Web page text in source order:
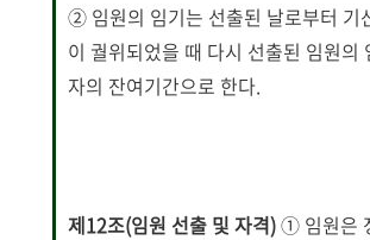
② 임원의 임기는 선출된 날로부터 기
이 궐위되었을 때 다시 선출된 임원의
자의 잔여기간으로 한다.
제12조(임원 선출 및 자격)① 임원은